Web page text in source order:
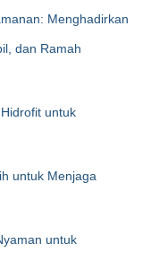
Menghadirkan
dan Ramah
untuk
untuk Menjaga
untuk